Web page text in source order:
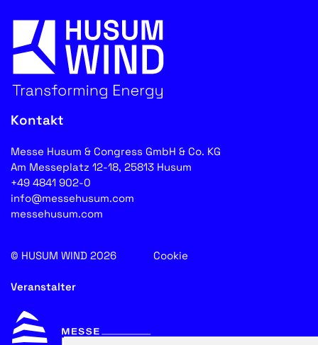
Kontakt
Messe Husum & Congress GmbH & Co. KG
Am Messeplatz 12-18, 25813 Husum
+49 4841 902-0
info@messehusum.com
messehusum.com
© HUSUM WIND 2026 Cookie
Veranstalter